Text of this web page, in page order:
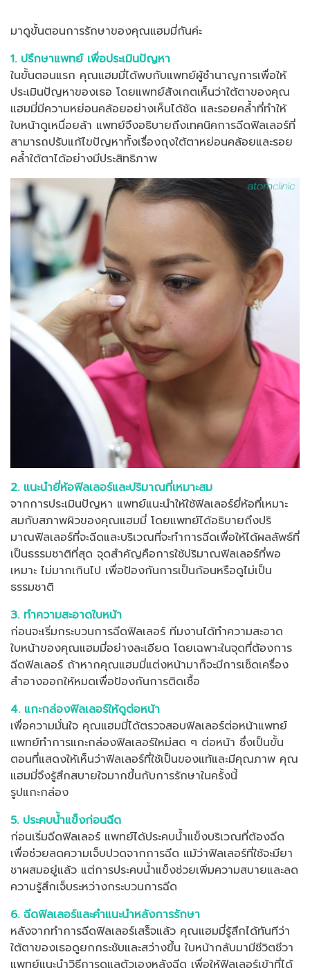
มาดูขั้นตอนการรักษาของคุณแฮมมี่กันค่ะ
1. ปรึกษาแพทย์ เพื่อประเมินปัญหา
ในขั้นตอนแรก คุณแฮมมี่ได้พบกับแพทย์ผู้ชำนาญการเพื่อให้
ประเมินปัญหาของเธอ โดยแพทย์สังเกตเห็นว่าใต้ตาของคุณ
แฮมมี่มีความหย่อนคล้อยอย่างเห็นได้ชัด และรอยคล้ำที่ทำให้
ใบหน้าดูเหนื่อยล้า แพทย์จึงอธิบายถึงเทคนิคการฉีดฟิลเลอร์ที่
สามารถปรับแก้ไขปัญหาทั้งเรื่องถุงใต้ตาหย่อนคล้อยและรอย
คล้ำใต้ตาได้อย่างมีประสิทธิภาพ
2. แนะนำยี่ห้อฟิลเลอร์และปริมาณที่เหมาะสม
จากการประเมินปัญหา แพทย์แนะนำให้ใช้ฟิลเลอร์ยี่ห้อที่เหมาะ
สมกับสภาพผิวของคุณแฮมมี่ โดยแพทย์ได้อธิบายถึงปริ
มาณฟิลเลอร์ที่จะฉีดและบริเวณที่จะทำการฉีดเพื่อให้ได้ผลลัพธ์ที่
เป็นธรรมชาติที่สุด จุดสำคัญคือการใช้ปริมาณฟิลเลอร์ที่พอ
เหมาะ ไม่มากเกินไป เพื่อป้องกันการเป็นก้อนหรือดูไม่เป็น
ธรรมชาติ
3. ทำความสะอาดใบหน้า
ก่อนจะเริ่มกระบวนการฉีดฟิลเลอร์ ทีมงานได้ทำความสะอาด
ใบหน้าของคุณแฮมมี่อย่างละเอียด โดยเฉพาะในจุดที่ต้องการ
ฉีดฟิลเลอร์ ถ้าหากคุณแฮมมี่แต่งหน้ามาก็จะมีการเช็ดเครื่อง
สำอางออกให้หมดเพื่อป้องกันการติดเชื้อ
4. แกะกล่องฟิลเลอร์ให้ดูต่อหน้า
เพื่อความมั่นใจ คุณแฮมมี่ได้ตรวจสอบฟิลเลอร์ต่อหน้าแพทย์
แพทย์ทำการแกะกล่องฟิลเลอร์ใหม่สด ๆ ต่อหน้า ซึ่งเป็นขั้น
ตอนที่แสดงให้เห็นว่าฟิลเลอร์ที่ใช้เป็นของแท้และมีคุณภาพ คุณ
แฮมมี่จึงรู้สึกสบายใจมากขึ้นกับการรักษาในครั้งนี้
รูปแกะกล่อง
5. ประคบน้ำแข็งก่อนฉีด
ก่อนเริ่มฉีดฟิลเลอร์ แพทย์ได้ประคบน้ำแข็งบริเวณที่ต้องฉีด
เพื่อช่วยลดความเจ็บปวดจากการฉีด แม้ว่าฟิลเลอร์ที่ใช้จะมียา
ชาผสมอยู่แล้ว แต่การประคบน้ำแข็งช่วยเพิ่มความสบายและลด
ความรู้สึกเจ็บระหว่างกระบวนการฉีด
6. ฉีดฟิลเลอร์และคำแนะนำหลังการรักษา
หลังจากทำการฉีดฟิลเลอร์เสร็จแล้ว คุณแฮมมี่รู้สึกได้ทันทีว่า
ใต้ตาของเธอดูยกกระชับและสว่างขึ้น ใบหน้ากลับมามีชีวิตชีวา
แพทย์แนะนำวิธีการดูแลตัวเองหลังฉีด เพื่อให้ฟิลเลอร์เข้าที่ได้